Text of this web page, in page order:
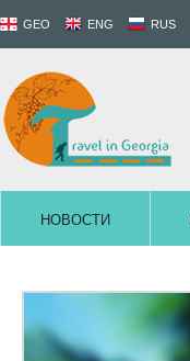
GEO ENG RUS
НОВОСТИ